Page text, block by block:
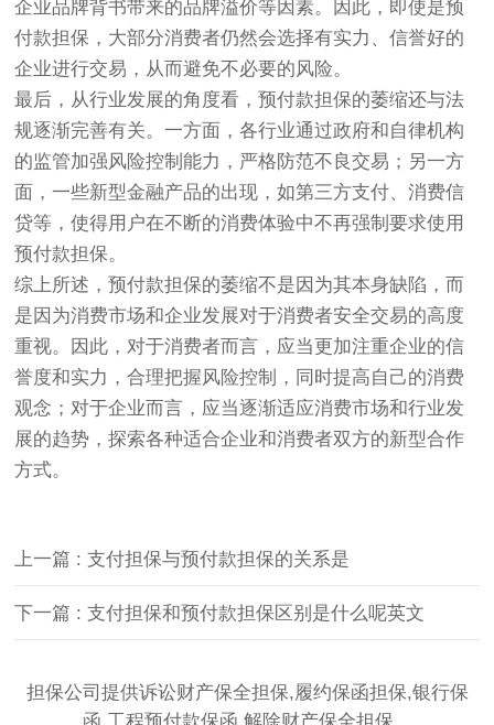
企业品牌背书带来的品牌溢价等因素。因此，即使是预
付款担保，大部分消费者仍然会选择有实力、信誉好的
企业进行交易，从而避免不必要的风险。
最后，从行业发展的角度看，预付款担保的萎缩还与法
规逐渐完善有关。一方面，各行业通过政府和自律机构
的监管加强风险控制能力，严格防范不良交易；另一方
面，一些新型金融产品的出现，如第三方支付、消费信
贷等，使得用户在不断的消费体验中不再强制要求使用
预付款担保。
综上所述，预付款担保的萎缩不是因为其本身缺陷，而
是因为消费市场和企业发展对于消费者安全交易的高度
重视。因此，对于消费者而言，应当更加注重企业的信
誉度和实力，合理把握风险控制，同时提高自己的消费
观念；对于企业而言，应当逐渐适应消费市场和行业发
展的趋势，探索各种适合企业和消费者双方的新型合作
方式。
上一篇 : 支付担保与预付款担保的关系是
下一篇 : 支付担保和预付款担保区别是什么呢英文
担保公司提供诉讼财产保全担保,履约保函担保,银行保
函,工程预付款保函,解除财产保全担保。